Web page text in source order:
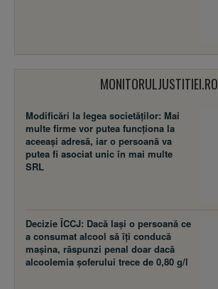
MONITORULJUSTITIEI.RO
Modificări la legea societăţilor: Mai
multe firme vor putea funcţiona la
aceeaşi adresă, iar o persoană va
putea fi asociat unic în mai multe
SRL
Decizie ÎCCJ: Dacă laşi o persoană ce
a consumat alcool să îţi conducă
maşina, răspunzi penal doar dacă
alcoolemia şoferului trece de 0,80 g/l